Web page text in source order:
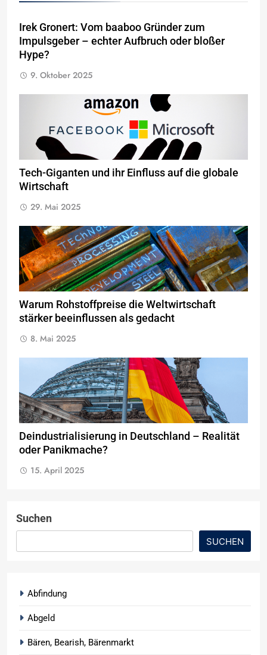
Irek Gronert: Vom baaboo Gründer zum
Impulsgeber – echter Aufbruch oder bloßer
Hype?
9. Oktober 2025
Tech-Giganten und ihr Einfluss auf die globale
Wirtschaft
29. Mai 2025
Warum Rohstoffpreise die Weltwirtschaft
stärker beeinflussen als gedacht
8. Mai 2025
Deindustrialisierung in Deutschland – Realität
oder Panikmache?
15. April 2025
Suchen
SUCHEN
Abfindung
Abgeld
Bären, Bearish, Bärenmarkt